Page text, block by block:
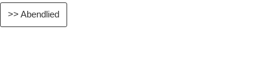
>> Abendlied